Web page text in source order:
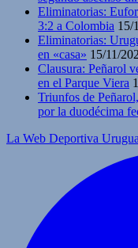
Eliminatorias:
3:2 a Colombia 15/
Eliminatorias:
en «casa» 15/11/
Clausura: Peñarol
en el Parque Viera
Triunfos de
por la duodécima
La Web Deportiva